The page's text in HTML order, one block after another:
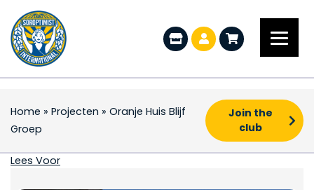
Home » Projecten » Oranje Huis Blijf
Groep
Join the
club
Oranje Huis Blijf Groep
Lees Voor